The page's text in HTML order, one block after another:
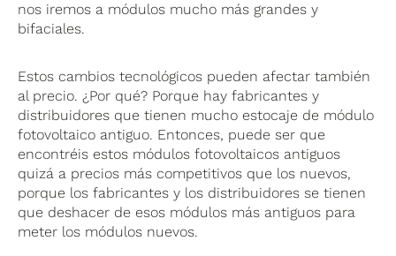
nos iremos a módulos mucho más grandes y
bifaciales.
Estos cambios tecnológicos pueden afectar también
al precio. ¿Por qué? Porque hay fabricantes y
distribuidores que tienen mucho estocaje de módulo
fotovoltaico antiguo. Entonces, puede ser que
encontréis estos módulos fotovoltaicos antiguos
quizá a precios más competitivos que los nuevos,
porque los fabricantes y los distribuidores se tienen
que deshacer de esos módulos más antiguos para
meter los módulos nuevos.